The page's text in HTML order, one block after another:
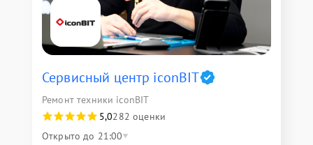
Сервисный центр iconBIT
Ремонт техники iconBIT
5,0282 оценки
Открыто до 21:00